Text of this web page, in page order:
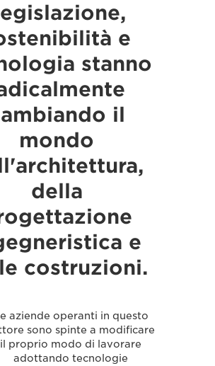
e
stanno
il
mondo
della
e
costruzioni.
aziende operanti in questo
sono spinte a modificare
il proprio modo di lavorare
adottando tecnologie